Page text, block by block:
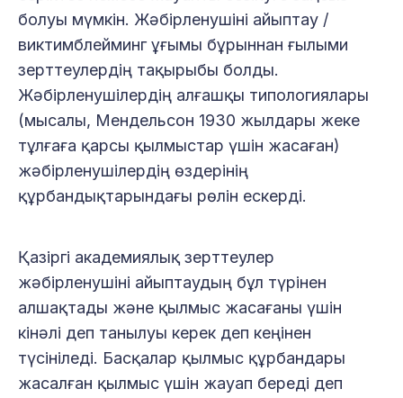
болуы мүмкін. Жәбірленушіні айыптау /
виктимблейминг ұғымы бұрыннан ғылыми
зерттеулердің тақырыбы болды.
Жәбірленушілердің алғашқы типологиялары
(мысалы, Мендельсон 1930 жылдары жеке
тұлғаға қарсы қылмыстар үшін жасаған)
жәбірленушілердің өздерінің
құрбандықтарындағы рөлін ескерді.
Қазіргі академиялық зерттеулер
жәбірленушіні айыптаудың бұл түрінен
алшақтады және қылмыс жасағаны үшін
кінәлі деп танылуы керек деп кеңінен
түсініледі. Басқалар қылмыс құрбандары
жасалған қылмыс үшін жауап береді деп